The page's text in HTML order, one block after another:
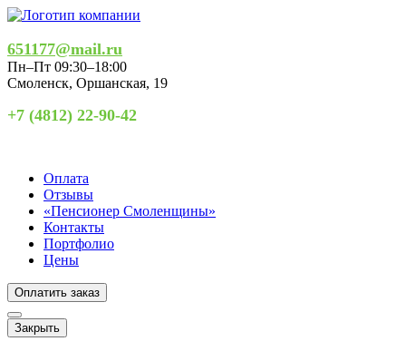
651177@mail.ru
Пн–Пт 09:30–18:00
Смоленск, Оршанская, 19
+7 (4812) 22-90-42
Оплата
Отзывы
«Пенсионер Смоленщины»
Контакты
Портфолио
Цены
Оплатить заказ
Закрыть